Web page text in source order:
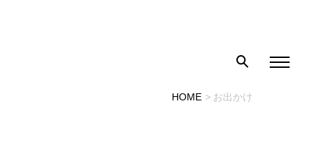
HOME お出かけ